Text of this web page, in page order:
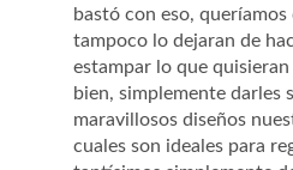
bastó con eso, queríamos
tampoco lo dejaran de
estampar lo que
bien, simplemente darles
maravillosos diseños
cuales son ideales para